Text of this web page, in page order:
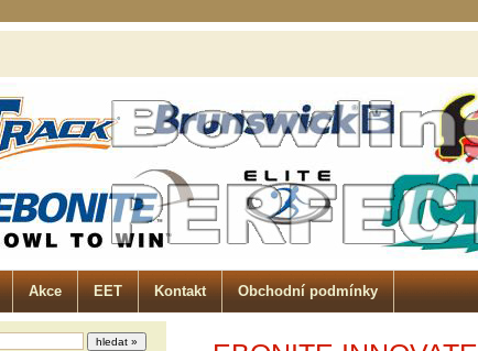
Akce EET Kontakt Obchodní podmínky